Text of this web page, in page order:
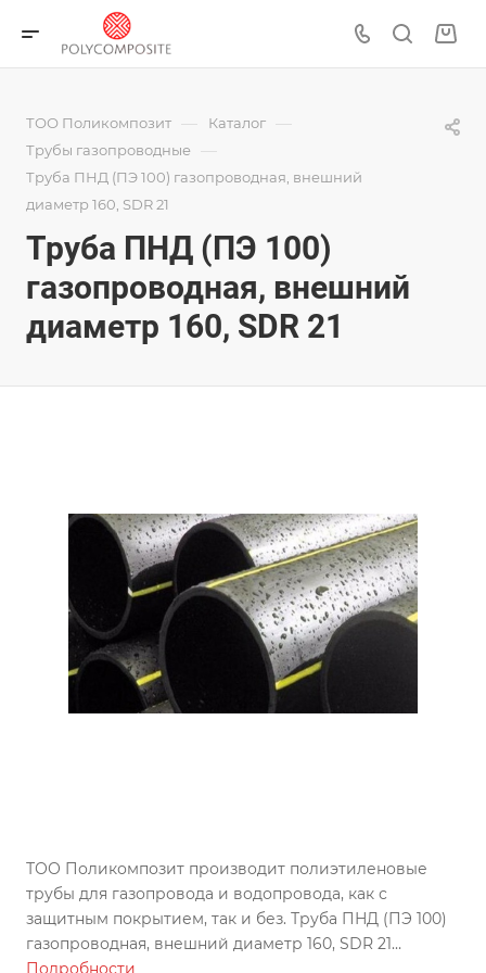
ТОО Поликомпозит — Каталог —
Трубы газопроводные —
Труба ПНД (ПЭ 100) газопроводная, внешний
диаметр 160, SDR 21
Труба ПНД (ПЭ 100)
газопроводная, внешний
диаметр 160, SDR 21
ТОО Поликомпозит производит полиэтиленовые
трубы для газопровода и водопровода, как с
защитным покрытием, так и без. Труба ПНД (ПЭ 100)
газопроводная, внешний диаметр 160, SDR 21
изготовлена по ГОСТу, может использоваться во всех
Подробности